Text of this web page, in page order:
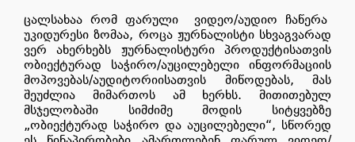
ცალსახაა რომ ფარული
ვიდეო/აუდიო ჩაწერა
უკიდურესი ზომაა, როცა ჟურნალისტი სხვაგვარად
ვერ ახერხებს ჟურნალისტური პროდუქტისათვის
ობიექტურად საჭირო/აუცილებელი ინფორმაციის
მოპოვებას/აუდიტორიისათვის მიწოდებას, მას
შეუძლია მიმართოს ამ ხერხს. მითითებულ
მსჯელობაში სიმძიმე მოდის სიტყვებზე
„ობიექტურად საჭირო და აუცილებელი“, სწორედ